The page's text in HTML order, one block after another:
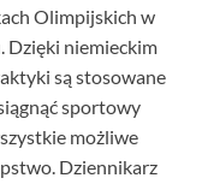
Olimpijskich w
Dzięki niemieckim
są stosowane
sportowy
możliwe
Dziennikarz